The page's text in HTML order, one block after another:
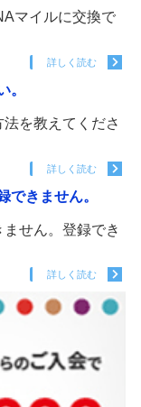
マイルに交換で
詳しく読む
。
を教えてくださ
詳しく読む
できません。
せん。登録でき
詳しく読む